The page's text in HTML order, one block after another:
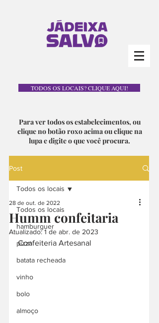
TODOS OS LOCAIS? CLIQUE AQUI!
Para ver todos os estabelecimentos, ou
clique no botão roxo acima ou clique na
lupa e digite o que você procura.
Post
Todos os locais
hamburguer
pizza
batata recheada
vinho
bolo
almoço
Todos os locais
Humm confeitaria
28 de out. de 2022
Atualizado:1 de abr. de 2023
Confeiteria Artesanal